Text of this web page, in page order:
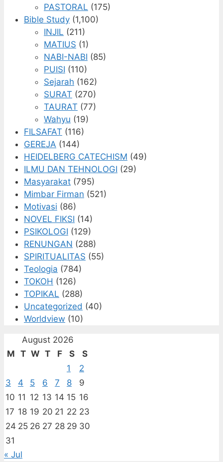
PASTORAL (175)
Bible Study (1,100)
INJIL (211)
MATIUS (1)
NABI-NABI (85)
PUISI (110)
Sejarah (162)
SURAT (270)
TAURAT (77)
Wahyu (19)
FILSAFAT (116)
GEREJA (144)
HEIDELBERG CATECHISM (49)
ILMU DAN TEHNOLOGI (29)
Masyarakat (795)
Mimbar Firman (521)
Motivasi (86)
NOVEL FIKSI (14)
PSIKOLOGI (129)
RENUNGAN (288)
SPIRITUALITAS (55)
Teologia (784)
TOKOH (126)
TOPIKAL (288)
Uncategorized (40)
Worldview (10)
August 2026
M T W T F S
S
1
2
3
4 5 6 7 8
9
10 11 12 13 14 15 16
17 18 19 20 21 22 23
24 25 26 27 28 29 30
31
« Jul